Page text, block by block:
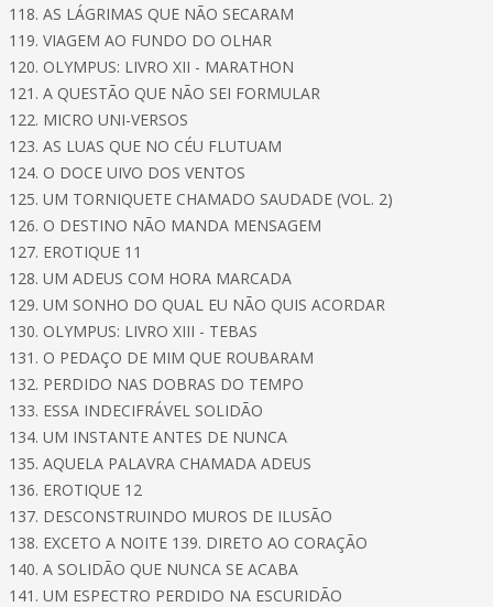
118. AS LÁGRIMAS QUE NÃO SECARAM
119. VIAGEM AO FUNDO DO OLHAR
120. OLYMPUS: LIVRO XII - MARATHON
121. A QUESTÃO QUE NÃO SEI FORMULAR
122. MICRO UNI-VERSOS
123. AS LUAS QUE NO CÉU FLUTUAM
124. O DOCE UIVO DOS VENTOS
125. UM TORNIQUETE CHAMADO SAUDADE (VOL. 2)
126. O DESTINO NÃO MANDA MENSAGEM
127. EROTIQUE 11
128. UM ADEUS COM HORA MARCADA
129. UM SONHO DO QUAL EU NÃO QUIS ACORDAR
130. OLYMPUS: LIVRO XIII - TEBAS
131. O PEDAÇO DE MIM QUE ROUBARAM
132. PERDIDO NAS DOBRAS DO TEMPO
133. ESSA INDECIFRÁVEL SOLIDÃO
134. UM INSTANTE ANTES DE NUNCA
135. AQUELA PALAVRA CHAMADA ADEUS
136. EROTIQUE 12
137. DESCONSTRUINDO MUROS DE ILUSÃO
138. EXCETO A NOITE 139. DIRETO AO CORAÇÃO
140. A SOLIDÃO QUE NUNCA SE ACABA
141. UM ESPECTRO PERDIDO NA ESCURIDÃO